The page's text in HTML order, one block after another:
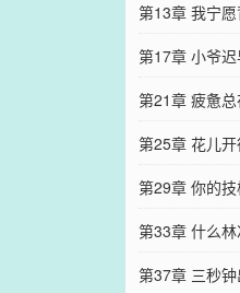
第13章 我宁
第17章 小爷迟
第21章 疲惫
第25章 花儿
得我无趣
第29章 你的
第33章 什么
第37章 三秒